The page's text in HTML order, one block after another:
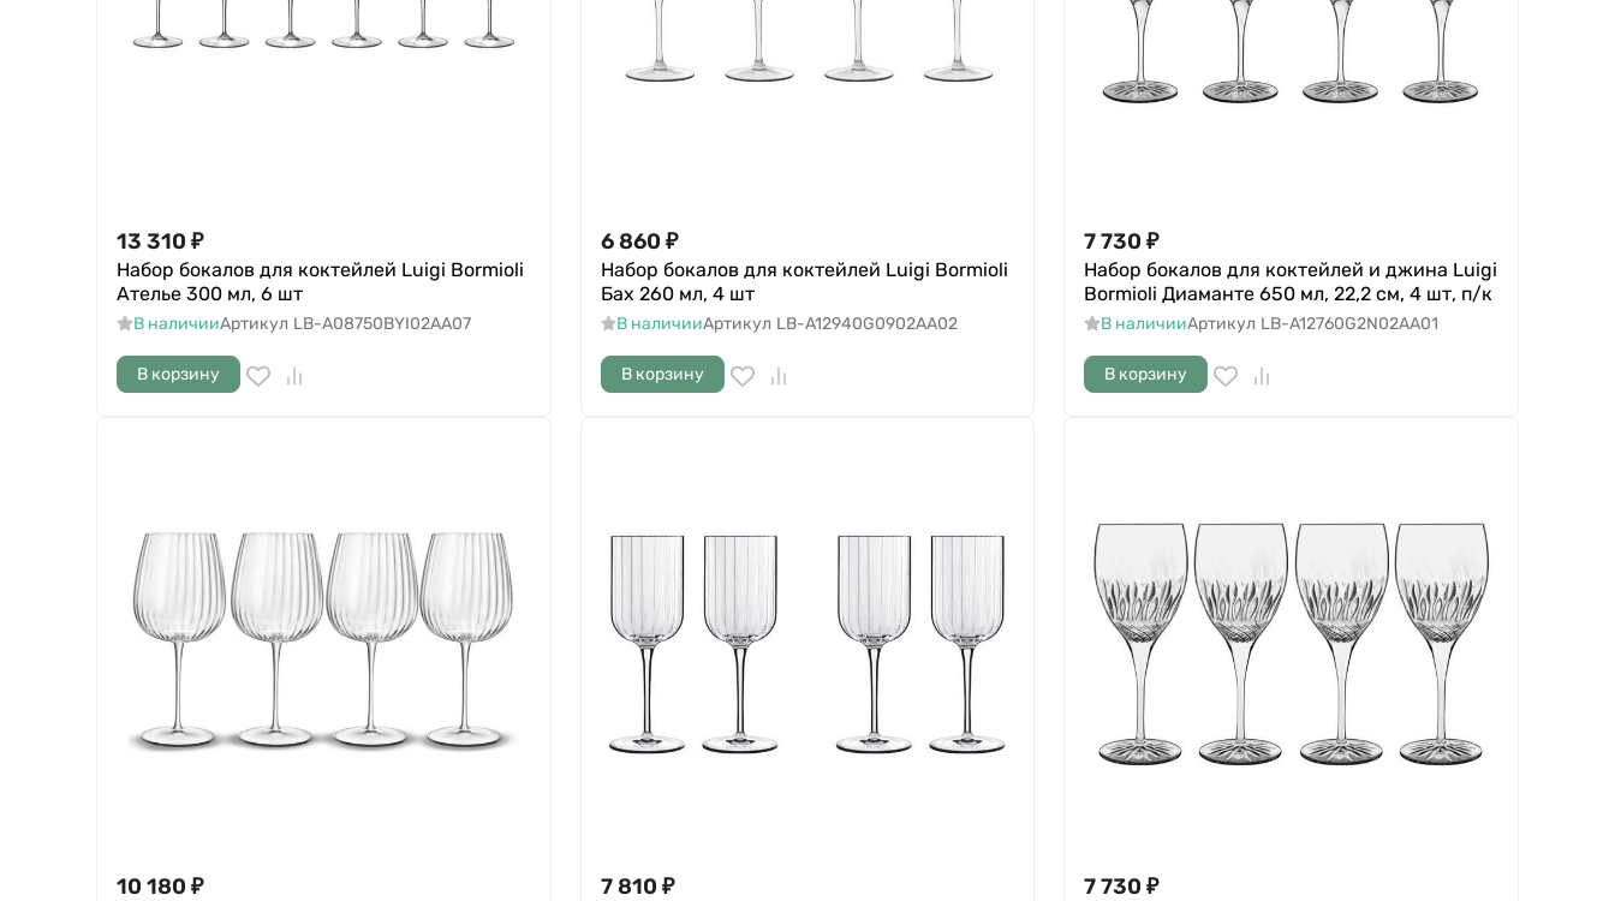
13 310 ₽
Набор бокалов для коктейлей Luigi Bormioli
Ателье 300 мл, 6 шт
В наличииАртикул LB-A08750BYI02AA07
В корзину
6 860 ₽
Набор бокалов для коктейлей Luigi Bormioli
Бах 260 мл, 4 шт
В наличииАртикул LB-A12940G0902AA02
В корзину
7 730 ₽
Набор бокалов для коктейлей и джина Luigi
Bormioli Диаманте 650 мл, 22,2 см, 4 шт, п/к
В наличииАртикул LB-A12760G2N02AA01
В корзину
10 180 ₽ 7 810 ₽ 7 730 ₽